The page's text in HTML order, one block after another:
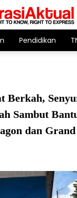
Pendidikan
Berkah,
Sambut
dan